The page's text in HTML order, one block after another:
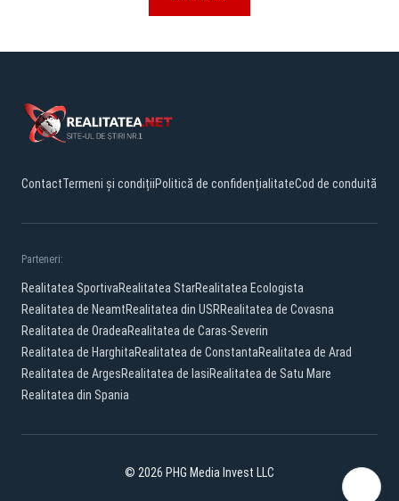
ContactTermeni și condițiiPolitică de confidențialitateCod de conduită
Parteneri:
Realitatea SportivaRealitatea StarRealitatea Ecologista
Realitatea de NeamtRealitatea din USRRealitatea de Covasna
Realitatea de OradeaRealitatea de Caras-Severin
Realitatea de HarghitaRealitatea de ConstantaRealitatea de Arad
Realitatea de ArgesRealitatea de IasiRealitatea de Satu Mare
Realitatea din Spania
© 2026 PHG Media Invest LLC